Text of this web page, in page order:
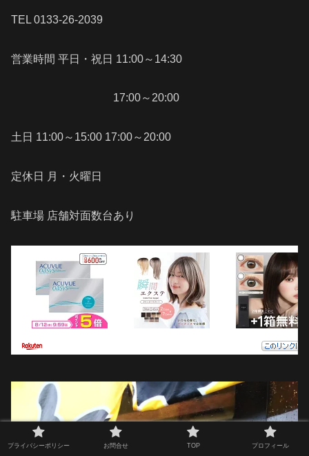
TEL 0133-26-2039
営業時間 平日・祝日 11:00～14:30
17:00～20:00
土日 11:00～15:00 17:00～20:00
定休日 月・火曜日
駐車場 店舗対面数台あり
プライバシーポリシー お問合せ TOP プロフィール